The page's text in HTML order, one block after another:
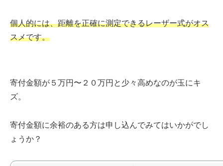
個人的には、距離を正確に測定できるレーザー式がオス
スメです。
寄付金額が５万円〜２０万円と少々高めなのが玉にキ
ズ。
寄付金額に余裕のある方は申し込んでみてはいかがでし
ょうか？